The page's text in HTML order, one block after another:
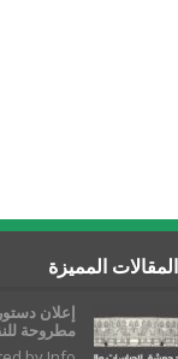
المقالات المميزة
إعلان
مطروحة